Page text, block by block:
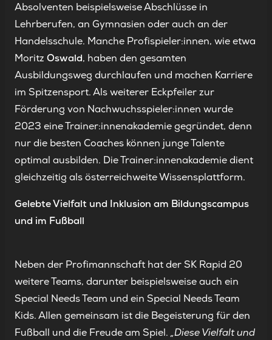
Absolventen beispielsweise Abschlüsse in
Lehrberufen, an Gymnasien oder auch an der
Handelsschule. Manche Profispieler:innen, wie etwa
Moritz Oswald, haben den gesamten
Ausbildungsweg durchlaufen und machen Karriere
im Spitzensport. Als weiterer Eckpfeiler zur
Förderung von Nachwuchsspieler:innen wurde
2023 eine Trainer:innenakademie gegründet, denn
nur die besten Coaches können junge Talente
optimal ausbilden. Die Trainer:innenakademie dient
gleichzeitig als österreichweite Wissensplattform.
Gelebte Vielfalt und Inklusion am Bildungscampus
und im Fußball
Neben der Profimannschaft hat der SK Rapid 20
weitere Teams, darunter beispielsweise auch ein
Special Needs Team und ein Special Needs Team
Kids. Allen gemeinsam ist die Begeisterung für den
Fußball und die Freude am Spiel. „Diese Vielfalt und